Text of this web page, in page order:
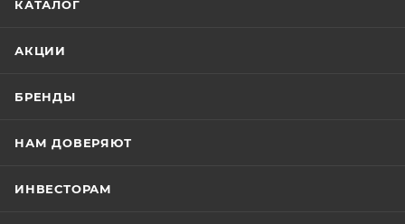
Натуральная целебная соль Мертвого моря
микроэлементами, улучшает кровообращение и
восстановления, помогает уменьшить напряжение в
КАТАЛОГ
АКЦИИ
БРЕНДЫ
НАМ ДОВЕРЯЮТ
ИНВЕСТОРАМ